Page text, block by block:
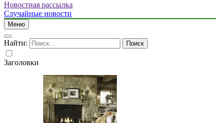
Новостная рассылка
Случайные новости
Меню
Найти:
Заголовки